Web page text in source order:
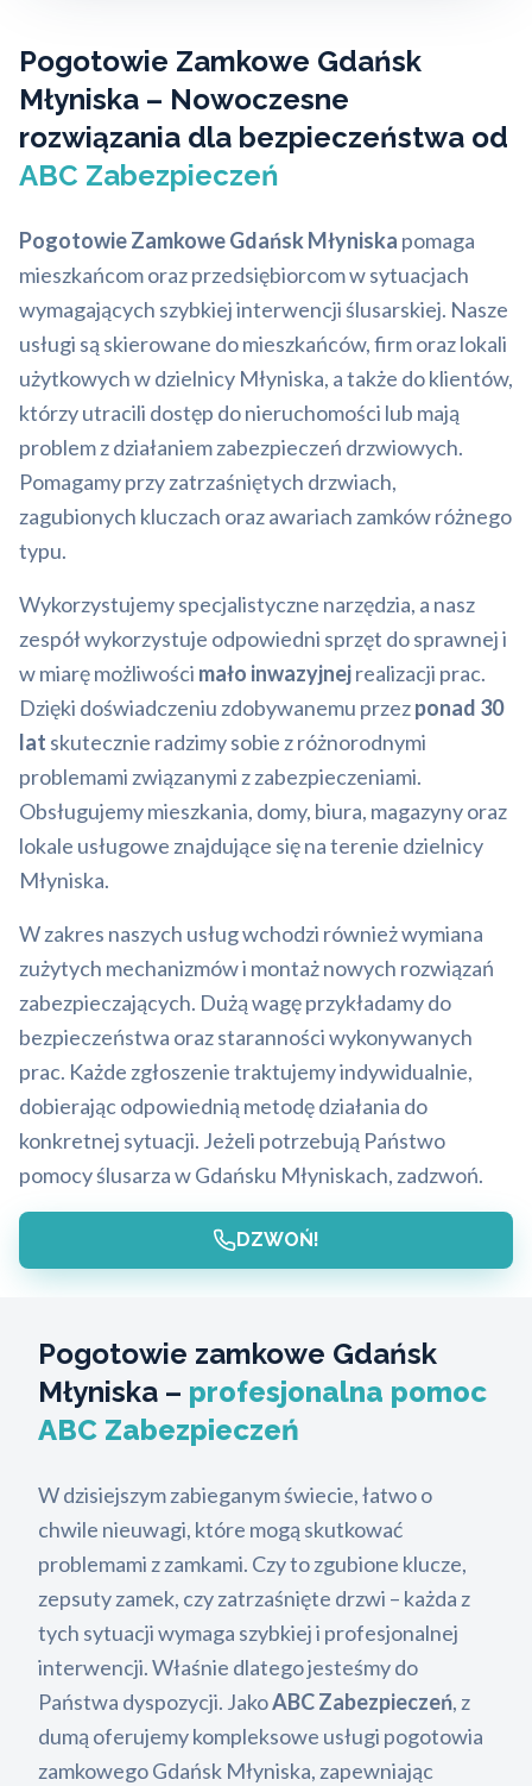
Pogotowie Zamkowe Gdańsk
Młyniska – Nowoczesne
rozwiązania dla bezpieczeństwa od
ABC Zabezpieczeń
Pogotowie Zamkowe Gdańsk Młyniska pomaga
mieszkańcom oraz przedsiębiorcom w sytuacjach
wymagających szybkiej interwencji ślusarskiej. Nasze
usługi są skierowane do mieszkańców, firm oraz lokali
użytkowych w dzielnicy Młyniska, a także do klientów,
którzy utracili dostęp do nieruchomości lub mają
problem z działaniem zabezpieczeń drzwiowych.
Pomagamy przy zatrzaśniętych drzwiach,
zagubionych kluczach oraz awariach zamków różnego
typu.
Wykorzystujemy specjalistyczne narzędzia, a nasz
zespół wykorzystuje odpowiedni sprzęt do sprawnej i
w miarę możliwości mało inwazyjnejrealizacji prac.
Dzięki doświadczeniu zdobywanemu przezponad 30
lat skutecznie radzimy sobie z różnorodnymi
problemami związanymi z zabezpieczeniami.
Obsługujemy mieszkania, domy, biura, magazyny oraz
lokale usługowe znajdujące się na terenie dzielnicy
Młyniska.
W zakres naszych usług wchodzi również wymiana
zużytych mechanizmów i montaż nowych rozwiązań
zabezpieczających. Dużą wagę przykładamy do
bezpieczeństwa oraz staranności wykonywanych
prac. Każde zgłoszenie traktujemy indywidualnie,
dobierając odpowiednią metodę działania do
konkretnej sytuacji. Jeżeli potrzebują Państwo
pomocy ślusarza w Gdańsku Młyniskach, zadzwoń.
DZWOŃ!
Pogotowie zamkowe Gdańsk
Młyniska – profesjonalna pomoc
ABC Zabezpieczeń
W dzisiejszym zabieganym świecie, łatwo o
chwile nieuwagi, które mogą skutkować
problemami z zamkami. Czy to zgubione klucze,
zepsuty zamek, czy zatrzaśnięte drzwi – każda z
tych sytuacji wymaga szybkiej i profesjonalnej
interwencji. Właśnie dlatego jesteśmy do
Państwa dyspozycji. JakoABC Zabezpieczeń, z
dumą oferujemy kompleksowe usługi pogotowia
zamkowego Gdańsk Młyniska, zapewniając